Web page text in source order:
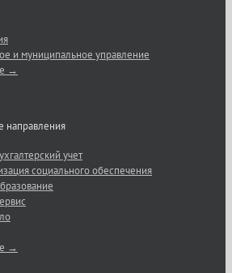
и муниципальное управление
→
направления
учет
социального обеспечения
→